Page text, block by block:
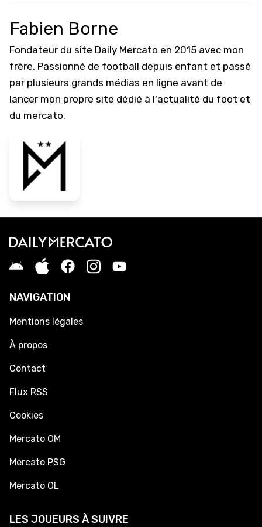
Fabien Borne
Fondateur du site Daily Mercato en 2015 avec mon
frère. Passionné de football depuis enfant et passé
par plusieurs grands médias en ligne avant de
lancer mon propre site dédié à l'actualité du foot et
du mercato.
NAVIGATION
Mentions légales
À propos
Contact
Flux RSS
Cookies
Mercato OM
Mercato PSG
Mercato OL
LES JOUEURS À SUIVRE